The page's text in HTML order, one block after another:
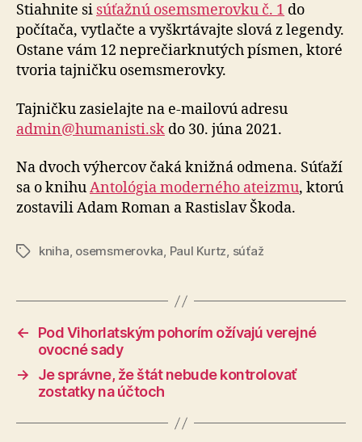
Stiahnite si súťažnú osemsmerovku č. 1 do
počítača, vytlačte a vyškrtávajte slová z legendy.
Ostane vám 12 neprečiarknutých písmen, ktoré
tvoria tajničku osemsmerovky.
Tajničku zasielajte na e-mailovú adresu
admin@humanisti.sk do 30. júna 2021.
Na dvoch výhercov čaká knižná odmena. Súťaží
sa o knihuAntológia moderného ateizmu, ktorú
zostavili Adam Roman a Rastislav Škoda.
Značky
kniha, osemsmerovka, Paul Kurtz, súťaž
←
Pod Vihorlatským pohorím ožívajú verejné
ovocné sady
→
Je správne, že štát nebude kontrolovať
zostatky na účtoch